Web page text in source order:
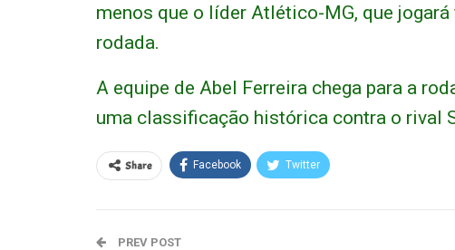
menos que o líder Atlético-MG, que
rodada.
A equipe de Abel Ferreira chega para a
uma classificação histórica contra o rival
Share Facebook Twitter
PREV POST